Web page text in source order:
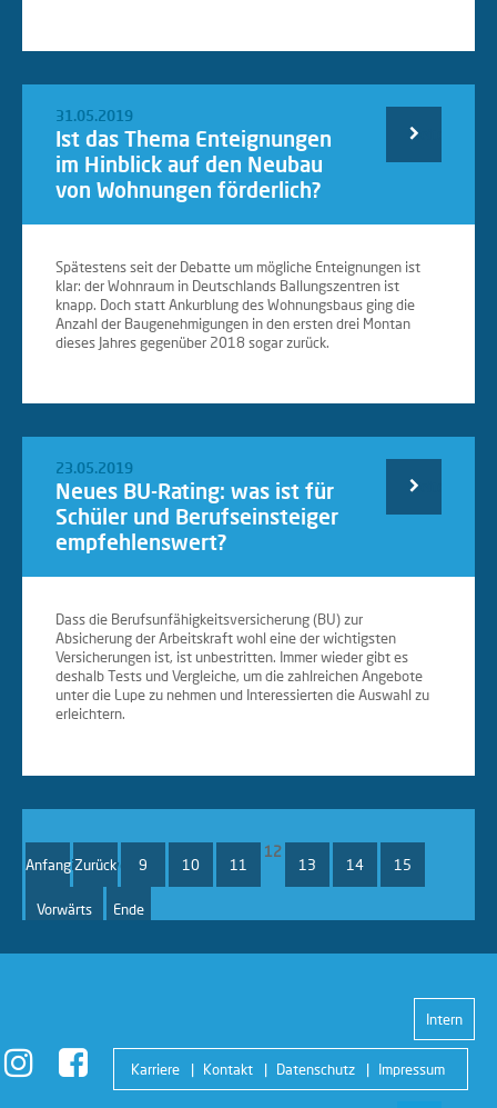
31.05.2019
Ist das Thema Enteignungen
im Hinblick auf den Neubau
von Wohnungen förderlich?
Spätestens seit der Debatte um mögliche Enteignungen ist
klar: der Wohnraum in Deutschlands Ballungszentren ist
knapp. Doch statt Ankurblung des Wohnungsbaus ging die
Anzahl der Baugenehmigungen in den ersten drei Montan
dieses Jahres gegenüber 2018 sogar zurück.
Weiterlesen
23.05.2019
Neues BU-Rating: was ist für
Schüler und Berufseinsteiger
empfehlenswert?
Dass die Berufsunfähigkeitsversicherung (BU) zur
Absicherung der Arbeitskraft wohl eine der wichtigsten
Versicherungen ist, ist unbestritten. Immer wieder gibt es
deshalb Tests und Vergleiche, um die zahlreichen Angebote
unter die Lupe zu nehmen und Interessierten die Auswahl zu
erleichtern.
Weiterlesen
Seite 12 von 21
Anfang Zurück 9 10 11
12
13 14 15
Vorwärts Ende
Intern
Karriere Kontakt Datenschutz Impressum